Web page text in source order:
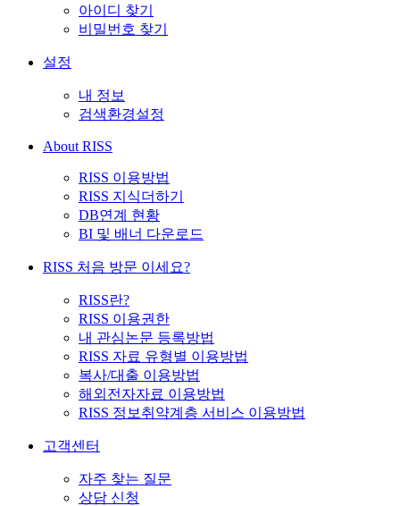
아이디 찾기
비밀번호 찾기
설정
내 정보
검색환경설정
About RISS
RISS 이용방법
RISS 지식더하기
DB연계 현황
BI 및 배너 다운로드
RISS 처음 방문 이세요?
RISS란?
RISS 이용권한
내 관심논문 등록방법
RISS 자료 유형별 이용방법
복사/대출 이용방법
해외전자자료 이용방법
RISS 정보취약계층 서비스 이용방법
고객센터
자주 찾는 질문
상담 신청